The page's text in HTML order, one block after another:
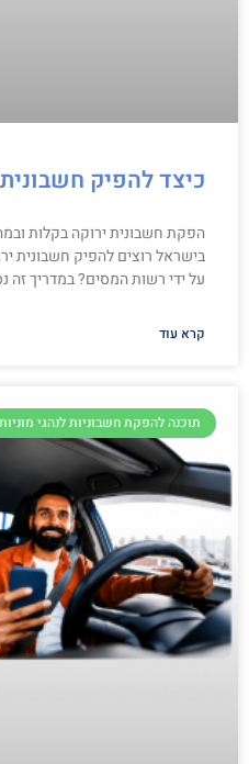
כיצד להפיק
הפקת חשבונית ירוקה בקלות
בישראל רוצים להפיק חשבונית
על ידי רשות המסים? במדריך זה
קרא עוד
תוכנה להפקת חשבוניות לנהגי מוניות